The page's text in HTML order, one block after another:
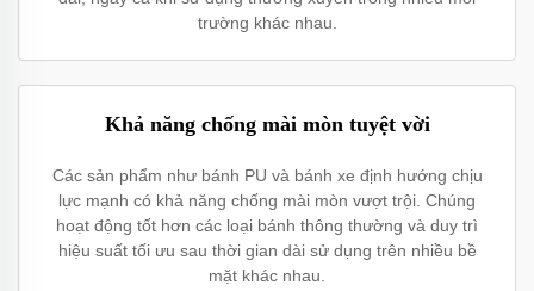
trường khác nhau.
Khả năng chống mài mòn tuyệt vời
Các sản phẩm như bánh PU và bánh xe định hướng chịu
lực mạnh có khả năng chống mài mòn vượt trội. Chúng
hoạt động tốt hơn các loại bánh thông thường và duy trì
hiệu suất tối ưu sau thời gian dài sử dụng trên nhiều bề
mặt khác nhau.